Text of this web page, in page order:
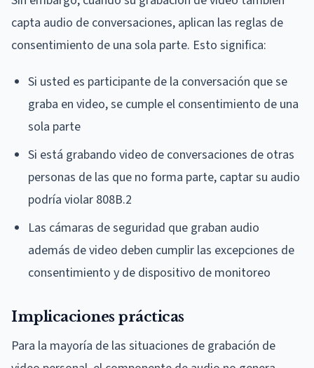
capta audio de conversaciones, aplican las reglas de
consentimiento de una sola parte. Esto significa:
Si usted es participante de la conversación que se
graba en video, se cumple el consentimiento de una
sola parte
Si está grabando video de conversaciones de otras
personas de las que no forma parte, captar su audio
podría violar 808B.2
Las cámaras de seguridad que graban audio
además de video deben cumplir las excepciones de
consentimiento y de dispositivo de monitoreo
Implicaciones prácticas
Para la mayoría de las situaciones de grabación de